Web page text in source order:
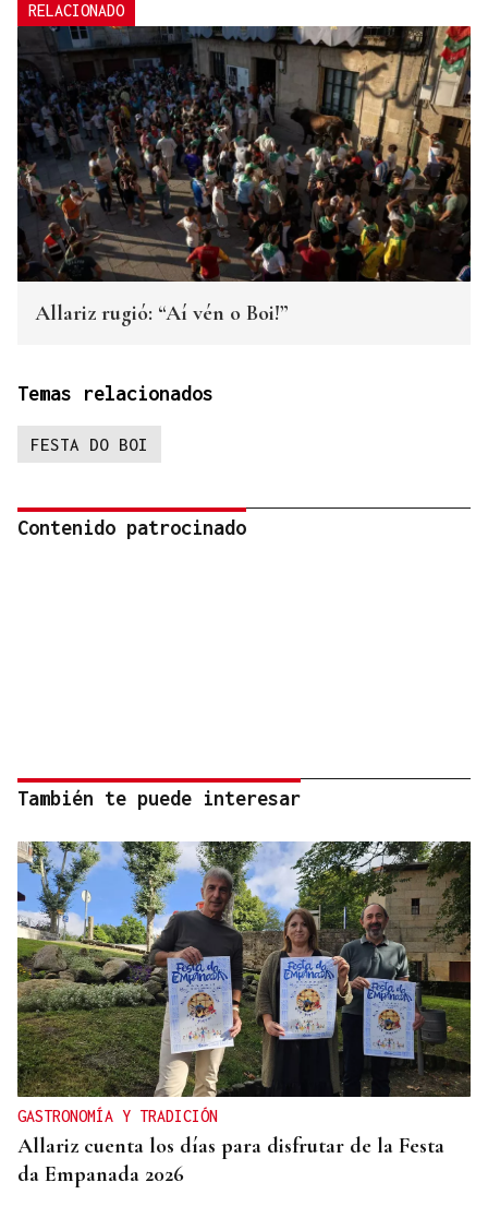
RELACIONADO
Allariz rugió: “Aí vén o Boi!”
Temas relacionados
FESTA DO BOI
Contenido patrocinado
También te puede interesar
GASTRONOMÍA Y TRADICIÓN
Allariz cuenta los días para disfrutar de la Festa
da Empanada 2026